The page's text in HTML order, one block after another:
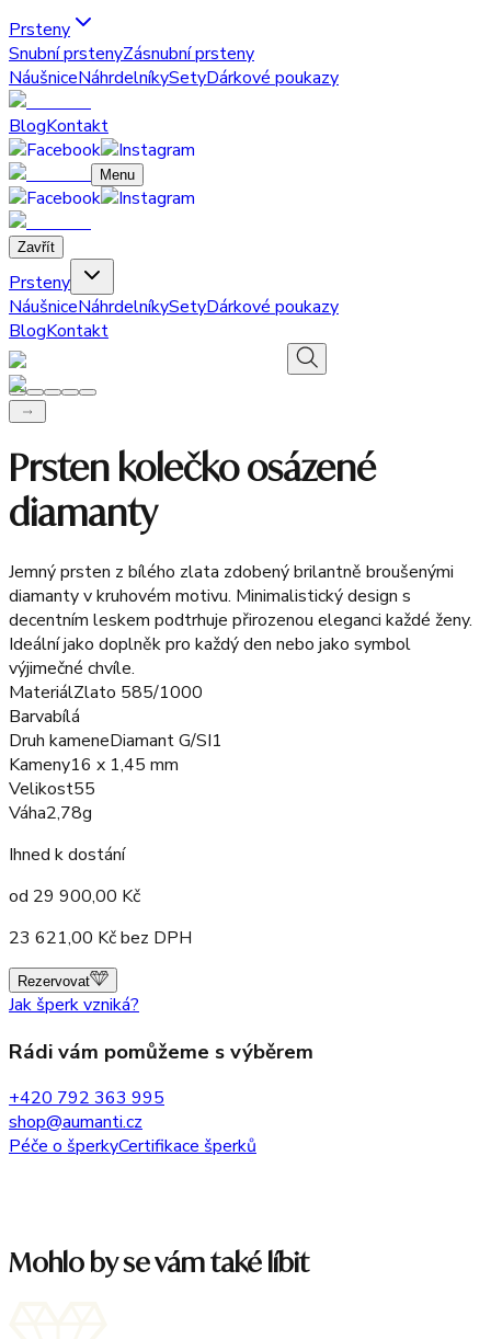
Prsteny
Snubní prstenyZásnubní prsteny
NáušniceNáhrdelníkySetyDárkové poukazy
BlogKontakt
Menu
Zavřít
Prsteny
NáušniceNáhrdelníkySetyDárkové poukazy
BlogKontakt
Prsten kolečko osázené
diamanty
Jemný prsten z bílého zlata zdobený brilantně broušenými
diamanty v kruhovém motivu. Minimalistický design s
decentním leskem podtrhuje přirozenou eleganci každé ženy.
Ideální jako doplněk pro každý den nebo jako symbol
výjimečné chvíle.
MateriálZlato 585/1000
Barvabílá
Druh kameneDiamant G/SI1
Kameny16 x 1,45 mm
Velikost55
Váha2,78g
Ihned k dostání
od 29 900,00 Kč
23 621,00 Kč bez DPH
Rezervovat
Jak šperk vzniká?
Rádi vám pomůžeme s výběrem
+420 792 363 995
shop@aumanti.cz
Péče o šperkyCertifikace šperků
Mohlo by se vám také líbit